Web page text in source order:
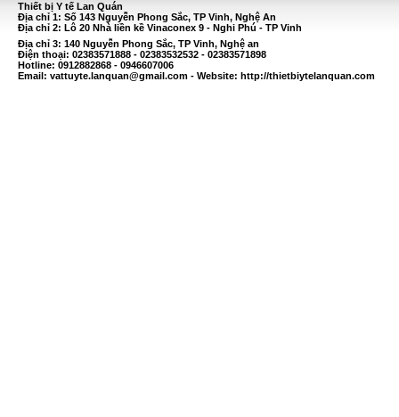
Thiết bị Y tế Lan Quán
Địa chỉ 1: Số 143 Nguyễn Phong Sắc, TP Vinh, Nghệ An
Địa chỉ 2: Lô 20 Nhà liền kề Vinaconex 9 - Nghi Phú - TP Vinh
Địa chỉ 3: 140 Nguyễn Phong Sắc, TP Vinh, Nghệ an
Điện thoại: 02383571888 - 02383532532 - 02383571898
Hotline: 0912882868 - 0946607006
Email: vattuyte.lanquan@gmail.com - Website: http://thietbiytelanquan.com